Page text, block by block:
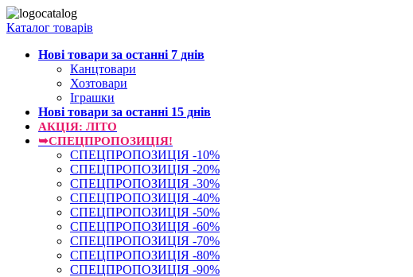
Каталог товарів
Нові товари за останнi 7 днiв
Канцтовари
Хозтовари
Іграшки
Нові товари за останнi 15 днiв
АКЦІЯ: ЛІТО
➥СПЕЦПРОПОЗИЦІЯ!
СПЕЦПРОПОЗИЦІЯ -10%
СПЕЦПРОПОЗИЦІЯ -20%
СПЕЦПРОПОЗИЦІЯ -30%
СПЕЦПРОПОЗИЦІЯ -40%
СПЕЦПРОПОЗИЦІЯ -50%
СПЕЦПРОПОЗИЦІЯ -60%
СПЕЦПРОПОЗИЦІЯ -70%
СПЕЦПРОПОЗИЦІЯ -80%
СПЕЦПРОПОЗИЦІЯ -90%